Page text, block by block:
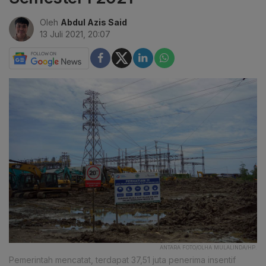
Oleh Abdul Azis Said
13 Juli 2021, 20:07
ANTARA FOTO/OLHA MULALINDA/HP.
Pemerintah mencatat, terdapat 37,51 juta penerima insentif